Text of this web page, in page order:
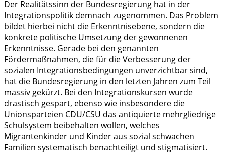
Der Realitätssinn der Bundesregierung hat in der
Integrationspolitik demnach zugenommen. Das Problem
bildet hierbei nicht die Erkenntnisebene, sondern die
konkrete politische Umsetzung der gewonnenen
Erkenntnisse. Gerade bei den genannten
Fördermaßnahmen, die für die Verbesserung der
sozialen Integrationsbedingungen unverzichtbar sind,
hat die Bundesregierung in den letzten Jahren zum Teil
massiv gekürzt. Bei den Integrationskursen wurde
drastisch gespart, ebenso wie insbesondere die
Unionsparteien CDU/CSU das antiquierte mehrgliedrige
Schulsystem beibehalten wollen, welches
Migrantenkinder und Kinder aus sozial schwachen
Familien systematisch benachteiligt und stigmatisiert.